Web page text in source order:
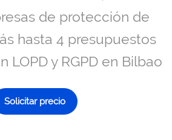
de protección de
hasta 4 presupuestos
LOPD y RGPD en Bilbao
Solicitar precio